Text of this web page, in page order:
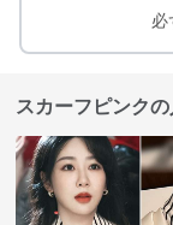
必
スカーフピンク